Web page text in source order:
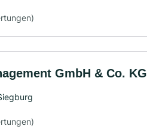
GmbH & Co. KG